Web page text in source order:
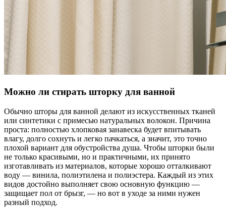
Можно ли стирать шторку для ванной
Обычно шторы для ванной делают из искусственных тканей
или синтетики с примесью натуральных волокон. Причина
проста: полностью хлопковая занавеска будет впитывать
влагу, долго сохнуть и легко пачкаться, а значит, это точно
плохой вариант для обустройства душа. Чтобы шторки были
не только красивыми, но и практичными, их принято
изготавливать из материалов, которые хорошо отталкивают
воду — винила, полиэтилена и полиэстера. Каждый из этих
видов достойно выполняет свою основную функцию —
защищает пол от брызг, — но вот в уходе за ними нужен
разный подход.